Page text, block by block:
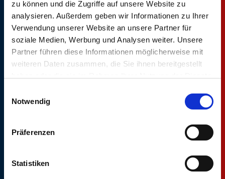
zu können und die Zugriffe auf unsere Website zu
analysieren. Außerdem geben wir Informationen zu Ihrer
Verwendung unserer Website an unsere Partner für
soziale Medien, Werbung und Analysen weiter. Unsere
Partner führen diese Informationen möglicherweise mit
weiteren Daten zusammen, die Sie ihnen bereitgestellt
Notwendig
Präferenzen
Statistiken
Vergütung
Betriebliche Altersvorsorge
sowie
Berufsunfähigkeitsversicherung
Rahmen der
30 Tage Urlaub pro
Fahrradleasing im
idealerweise mit
handwerklichem
Geschick und/oder
technischem
Motivation und
Ihr Talent, selbst in
Situationen einen